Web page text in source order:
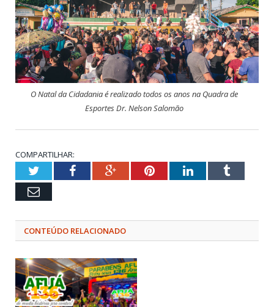
O Natal da Cidadania é realizado todos os anos na Quadra de
Esportes Dr. Nelson Salomão
COMPARTILHAR:
TwitterFacebookGoogle+PinterestLinkedInTumblr
Email
CONTEÚDO RELACIONADO